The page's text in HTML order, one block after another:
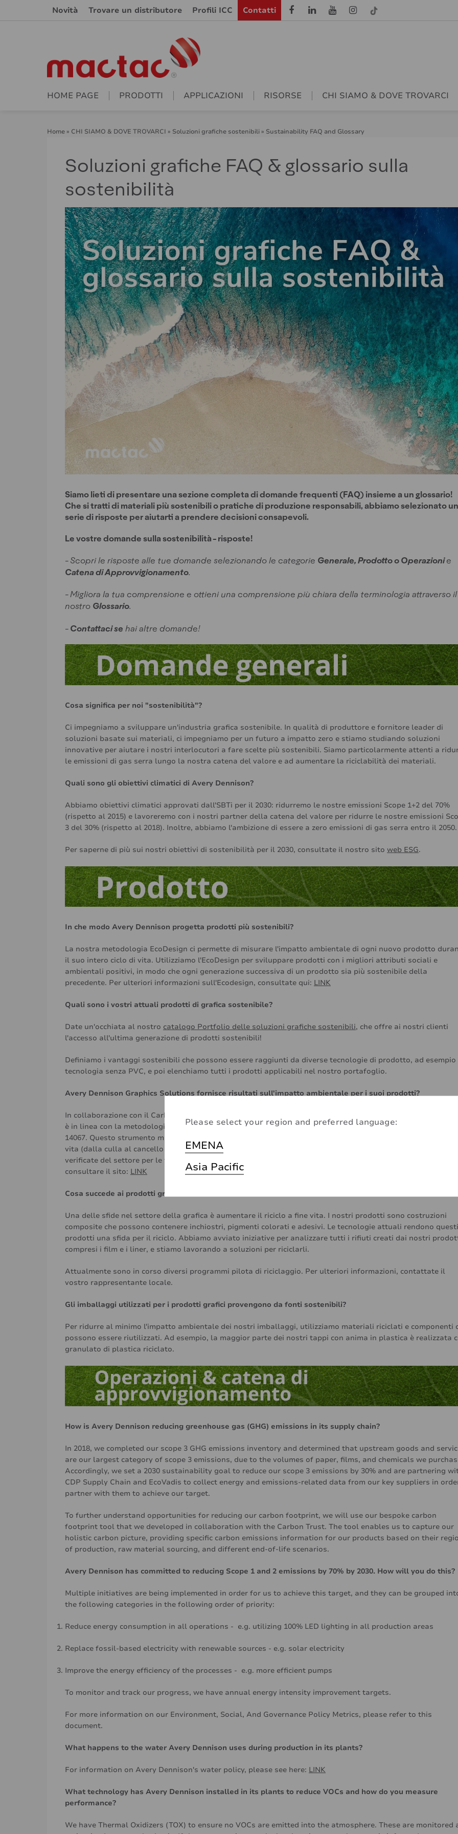
Novità Trovare un distributore Profili ICC Contatti
Please select your region and preferred language:
EMENA
Asia Pacific
HOME PAGE PRODOTTI APPLICAZIONI RISORSE CHI SIAMO & DOVE TROVARCI
Home » CHI SIAMO & DOVE TROVARCI » Soluzioni grafiche sostenibili » Sustainability FAQ and Glossary
Soluzioni grafiche FAQ & glossario sulla
sostenibilità
Siamo lieti di presentare una sezione completa di domande frequenti (FAQ) insieme a un glossario!
Che si tratti di materiali più sostenibili o pratiche di produzione responsabili, abbiamo selezionato
serie di risposte per aiutarti a prendere decisioni consapevoli.
Le vostre domande sulla sostenibilità - risposte!
- Scopri le risposte alle tue domande selezionando le categorie Generale, Prodotto o Operazionie
Catena di Approvvigionamento.
- Migliora la tua comprensione e ottieni una comprensione più chiara della terminologia attraverso il
nostro Glossario.
- Contattaci se hai altre domande!
Cosa significa per noi "sostenibilità"?
Ci impegniamo a sviluppare un'industria grafica sostenibile. In qualità di produttore e fornitore leader di
soluzioni basate sui materiali, ci impegniamo per un futuro a impatto zero e stiamo studiando soluzioni
innovative per aiutare i nostri interlocutori a fare scelte più sostenibili. Siamo particolarmente attenti a
le emissioni di gas serra lungo la nostra catena del valore e ad aumentare la riciclabilità dei materiali.
Quali sono gli obiettivi climatici di Avery Dennison?
Abbiamo obiettivi climatici approvati dall'SBTi per il 2030: ridurremo le nostre emissioni Scope 1+2 del 70%
(rispetto al 2015) e lavoreremo con i nostri partner della catena del valore per ridurre le nostre emissioni
3 del 30% (rispetto al 2018). Inoltre, abbiamo l'ambizione di essere a zero emissioni di gas serra entro il 2050.
Per saperne di più sui nostri obiettivi di sostenibilità per il 2030, consultate il nostro sito web ESG.
In che modo Avery Dennison progetta prodotti più sostenibili?
La nostra metodologia EcoDesign ci permette di misurare l'impatto ambientale di ogni nuovo prodotto
il suo intero ciclo di vita. Utilizziamo l'EcoDesign per sviluppare prodotti con i migliori attributi sociali e
ambientali positivi, in modo che ogni generazione successiva di un prodotto sia più sostenibile della
precedente. Per ulteriori informazioni sull'Ecodesign, consultate qui: LINK
Quali sono i vostri attuali prodotti di grafica sostenibile?
Date un'occhiata al nostro catalogo Portfolio delle soluzioni grafiche sostenibili, che offre ai nostri clienti
l'accesso all'ultima generazione di prodotti sostenibili!
Definiamo i vantaggi sostenibili che possono essere raggiunti da diverse tecnologie di prodotto, ad
tecnologia senza PVC, e poi elenchiamo tutti i prodotti applicabili nel nostro portafoglio.
Avery Dennison Graphics Solutions fornisce risultati sull'impatto ambientale per i suoi prodotti?
In collaborazione con il Carbon Trust, abbiamo sviluppato uno strumento di impatto ambientale su misura,
è in linea con la metodologia di rendicontazione e verifica del GHG Protocol Product Standard, PAS2050 e
14067. Questo strumento misura le impronte di carbonio e acqua dei nostri prodotti grafici nell'intero ciclo di
vita (dalla culla al cancello e dalla culla alla tomba), utilizzando i dati primari delle nostre attività e le
verificate del settore per le fasi di estrazione delle materie prime e di fine vita. Per ulteriori informazioni,
consultare il sito: LINK
Cosa succede ai prodotti grafici a fine vita?
Una delle sfide nel settore della grafica è aumentare il riciclo a fine vita. I nostri prodotti sono costruzioni
composite che possono contenere inchiostri, pigmenti colorati e adesivi. Le tecnologie attuali rendono questi
prodotti una sfida per il riciclo. Abbiamo avviato iniziative per analizzare tutti i rifiuti creati dai nostri
compresi i film e i liner, e stiamo lavorando a soluzioni per riciclarli.
Attualmente sono in corso diversi programmi pilota di riciclaggio. Per ulteriori informazioni, contattate il
vostro rappresentante locale.
Gli imballaggi utilizzati per i prodotti grafici provengono da fonti sostenibili?
Per ridurre al minimo l'impatto ambientale dei nostri imballaggi, utilizziamo materiali riciclati e componenti
possono essere riutilizzati. Ad esempio, la maggior parte dei nostri tappi con anima in plastica è realizzata
granulato di plastica riciclato.
How is Avery Dennison reducing greenhouse gas (GHG) emissions in its supply chain?
In 2018, we completed our scope 3 GHG emissions inventory and determined that upstream goods and
are our largest category of scope 3 emissions, due to the volumes of paper, films, and chemicals we
Accordingly, we set a 2030 sustainability goal to reduce our scope 3 emissions by 30% and are partnering
CDP Supply Chain and EcoVadis to collect energy and emissions-related data from our key suppliers in
partner with them to achieve our target.
To further understand opportunities for reducing our carbon footprint, we will use our bespoke carbon
footprint tool that we developed in collaboration with the Carbon Trust. The tool enables us to capture our
holistic carbon picture, providing specific carbon emissions information for our products based on their
of production, raw material sourcing, and different end-of-life scenarios.
Avery Dennison has committed to reducing Scope 1 and 2 emissions by 70% by 2030. How will you do this?
Multiple initiatives are being implemented in order for us to achieve this target, and they can be grouped
the following categories in the following order of priority:
Reduce energy consumption in all operations - e.g. utilizing 100% LED lighting in all production areas
Replace fossil-based electricity with renewable sources - e.g. solar electricity
Improve the energy efficiency of the processes - e.g. more efficient pumps
To monitor and track our progress, we have annual energy intensity improvement targets.
For more information on our Environment, Social, And Governance Policy Metrics, please refer to this
document.
What happens to the water Avery Dennison uses during production in its plants?
For information on Avery Dennison's water policy, please see here: LINK
What technology has Avery Dennison installed in its plants to reduce VOCs and how do you measure
performance?
We have Thermal Oxidizers (TOX) to ensure no VOCs are emitted into the atmosphere. These are monitored